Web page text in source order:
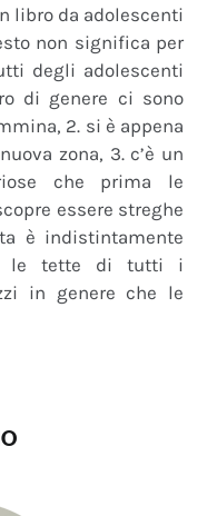
libro da adolescenti
non significa per
degli adolescenti
di genere ci sono
2. si è appena
zona, 3. c’è un
che prima le
essere streghe
è indistintamente
le tette di tutti i
in genere che le